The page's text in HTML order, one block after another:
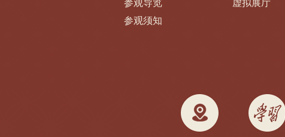
参观导览
参观须知
虚拟展厅